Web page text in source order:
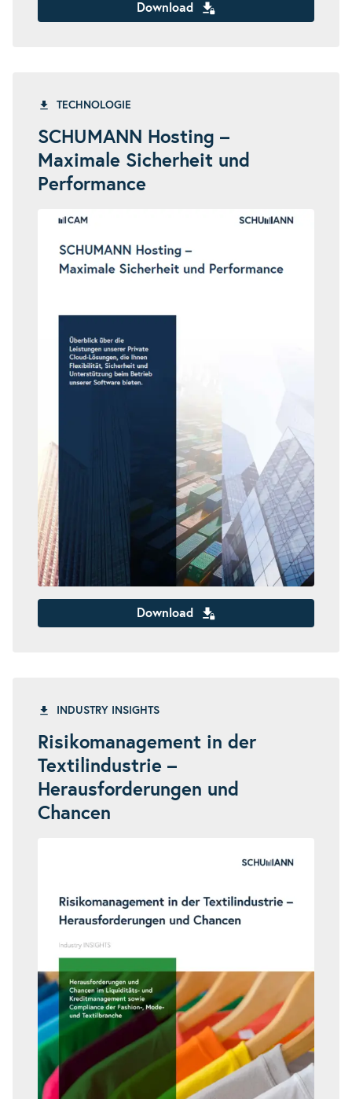
Download
TECHNOLOGIE
SCHUMANN Hosting –
Maximale Sicherheit und
Performance
Download
INDUSTRY INSIGHTS
Risikomanagement in der
Textilindustrie –
Herausforderungen und
Chancen